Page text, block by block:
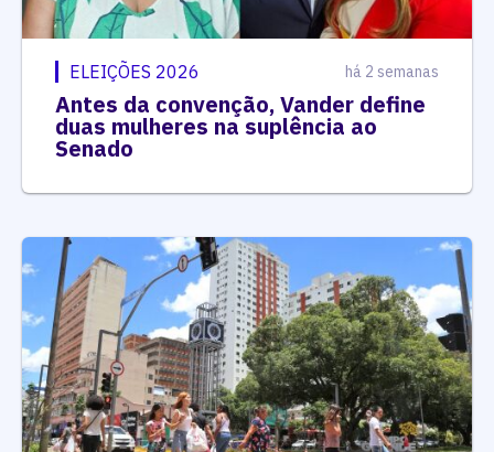
ELEIÇÕES 2026 há 2 semanas
Antes da convenção, Vander define
duas mulheres na suplência ao
Senado